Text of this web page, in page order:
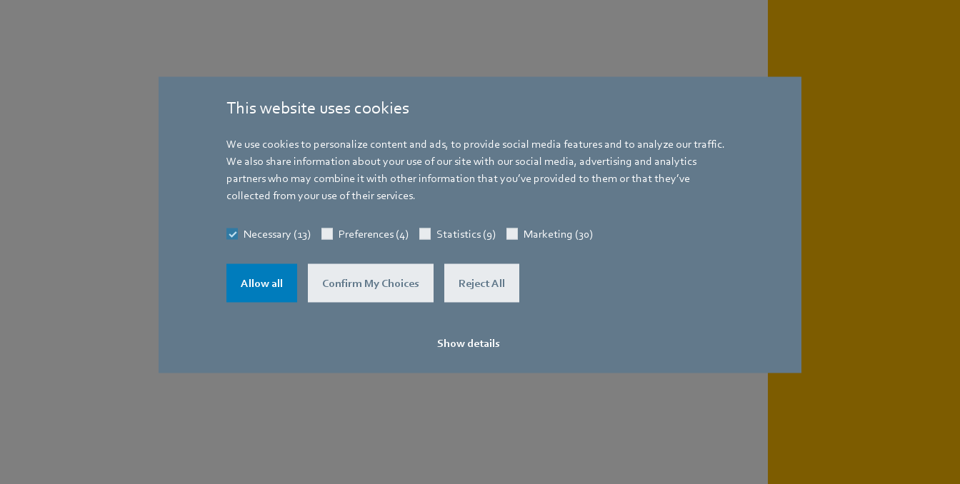
This website uses cookies
We use cookies to personalize content and ads, to provide social media features and to analyze our traffic.
We also share information about your use of our site with our social media, advertising and analytics
partners who may combine it with other information that you’ve provided to them or that they’ve
collected from your use of their services.
Necessary (13) Preferences (4) Statistics (9) Marketing (30)
Allow all Confirm My Choices Reject All
Show details